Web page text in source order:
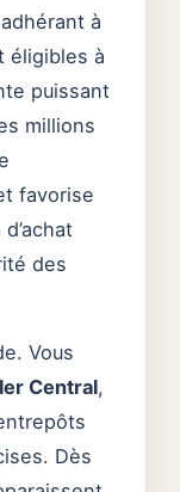
à
éligibles à
puissant
millions
favorise
des
Vous
Central,
Dès